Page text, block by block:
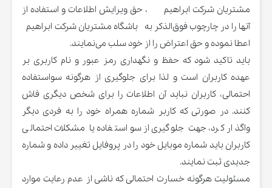
مشتریان شرکت ابراهیم ، حق ویرایش اطلاعات و استفاده از
آنها را در چارچوب فوق‌الذکر به باشگاه مشتریان شرکت ابراهیم
اعطا نموده و حق اعتراض را از خود سلب می‌نمایند.
باید تاکید شود که حفظ و نگهداری رمز عبور و نام کاربری بر
عهده کاربران است و لذا برای جلوگیری از هرگونه سواستفاده
احتمالی، کاربران نباید آن اطلاعات را برای شخص دیگری فاش
کنند. در صورتی که کاربر شماره همراه خود را به فردی دیگر
واگذار کرد، جهت جلوگیری از سواستفاده یا مشکلات احتمالی
کاربران باید شماره موبایل خود را در پروفایل تغییر داده و شماره
جدیدی ثبت نمایند.
مسئولیت هرگونه خسارت احتمالی که ناشی از عدم رعایت موارد